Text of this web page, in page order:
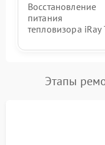
Восстановление
питания
тепловизора iRay
Этапы